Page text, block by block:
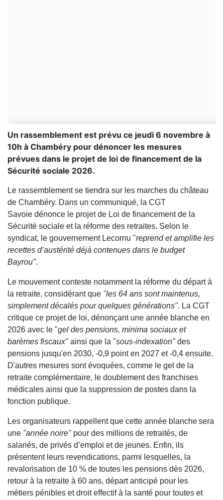
Un rassemblement est prévu ce jeudi 6 novembre à
10h à Chambéry pour dénoncer les mesures
prévues dans le projet de loi de financement de la
Sécurité sociale 2026.
Le rassemblement se tiendra sur les marches du château
de Chambéry. Dans un communiqué, la CGT
Savoie dénonce le projet de Loi de financement de la
Sécurité sociale et la réforme des retraites. Selon le
syndicat, le gouvernement Lecornu "reprend et amplifie les
recettes d’austérité déjà contenues dans le budget
Bayrou".
Le mouvement conteste notamment la réforme du départ à
la retraite, considérant que "les 64 ans sont maintenus,
simplement décalés pour quelques générations". La CGT
critique ce projet de loi, dénonçant une année blanche en
2026 avec le "gel des pensions, minima sociaux et
barèmes fiscaux"ainsi que la "sous-indexation"des
pensions jusqu'en 2030, -0,9 point en 2027 et -0,4 ensuite.
D'autres mesures sont évoquées, comme le gel de la
retraite complémentaire, le doublement des franchises
médicales ainsi que la suppression de postes dans la
fonction publique.
Les organisateurs rappellent que cette année blanche sera
une "année noire" pour des millions de retraités, de
salariés, de privés d’emploi et de jeunes. Enfin, ils
présentent leurs revendications, parmi lesquelles, la
revalorisation de 10 % de toutes les pensions dès 2026,
retour à la retraite à 60 ans, départ anticipé pour les
métiers pénibles et droit effectif à la santé pour toutes et